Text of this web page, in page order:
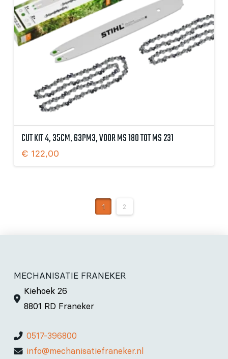
CUT KIT 4, 35CM, 63PM3, VOOR MS 180 TOT MS 231
€ 122,00
1 2
MECHANISATIE FRANEKER
Kiehoek 26
8801 RD Franeker
0517-396800
info@mechanisatiefraneker.nl